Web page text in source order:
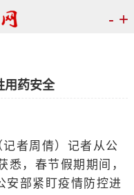
- +
用药安全
者周倩）记者从公
悉，春节假期期间，
安部紧盯疫情防控进